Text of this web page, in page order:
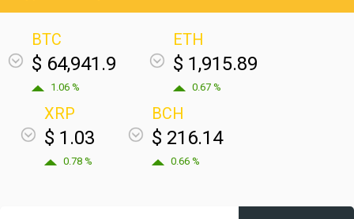
BTC
$ 64,941.9
1.06 %
ETH
$ 1,915.89
0.67 %
XRP
$ 1.03
0.78 %
BCH
$ 216.14
0.66 %